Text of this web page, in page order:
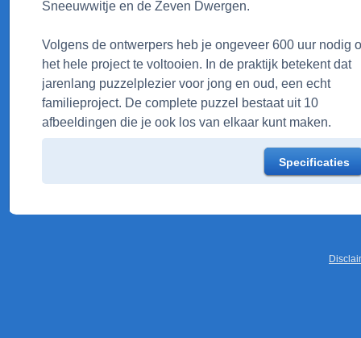
Sneeuwwitje en de Zeven Dwergen.
Volgens de ontwerpers heb je ongeveer 600 uur nodig
het hele project te voltooien. In de praktijk betekent dat
jarenlang puzzelplezier voor jong en oud, een echt
familieproject. De complete puzzel bestaat uit 10
afbeeldingen die je ook los van elkaar kunt maken.
Specificaties